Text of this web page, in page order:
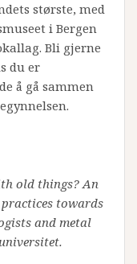
største, med
i Bergen
Bli gjerne
du er
å gå sammen
old things? An
towards
and metal